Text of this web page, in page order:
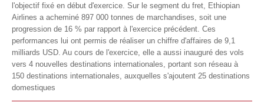
l'objectif fixé en début d'exercice. Sur le segment du fret, Ethiopian
Airlines a acheminé 897 000 tonnes de marchandises, soit une
progression de 16 % par rapport à l'exercice précédent. Ces
performances lui ont permis de réaliser un chiffre d'affaires de 9,1
milliards USD. Au cours de l'exercice, elle a aussi inauguré des vols
vers 4 nouvelles destinations internationales, portant son réseau à
150 destinations internationales, auxquelles s'ajoutent 25 destinations
domestiques